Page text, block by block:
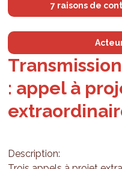
7 raisons de
: appel à
Description: